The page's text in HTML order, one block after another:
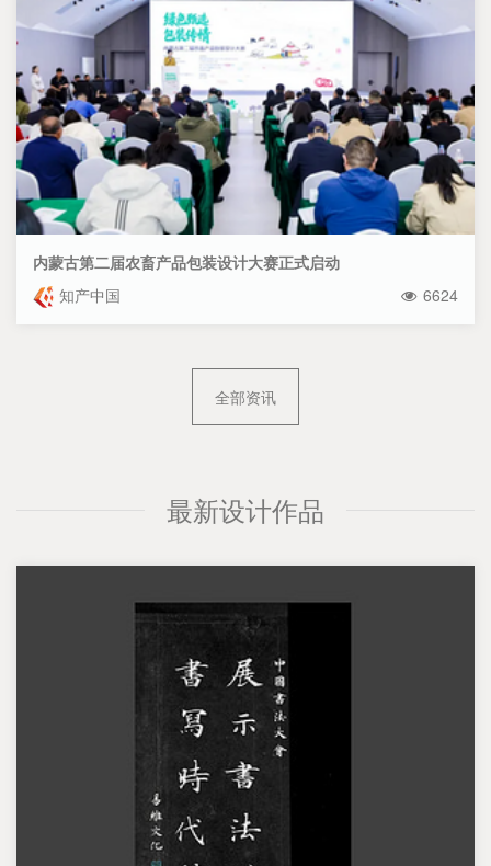
内蒙古第二届农畜产品包装设计大赛正式启动
知产中国
6624
全部资讯
最新设计作品